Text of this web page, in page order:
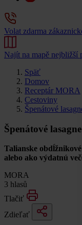
Volat zdarma
Najít na mapě nejbližší
Späť
Domov
Receptár MORA
Cestoviny
Špenátové
Špenátové lasagne
Talianske
alebo ako výdatnú
MORA
3 hlasů
Tlačiť
Zdieľať